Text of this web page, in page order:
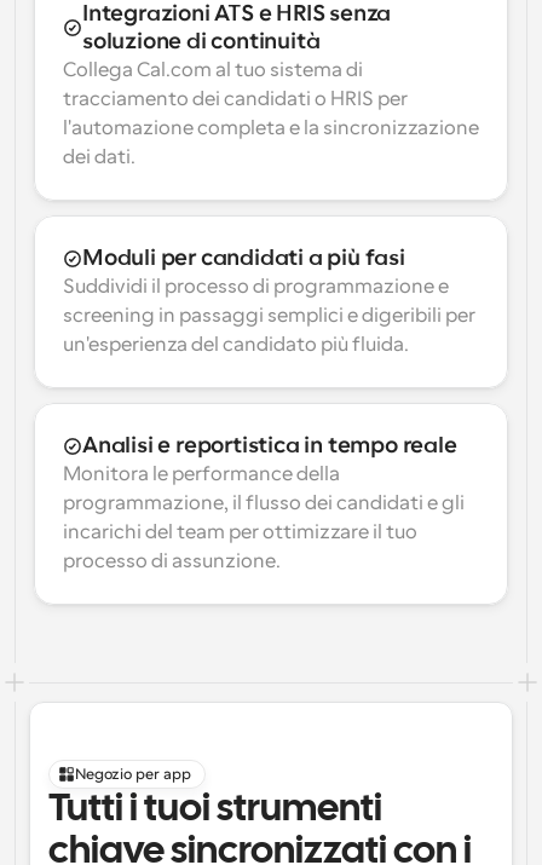
Integrazioni ATS e HRIS senza
soluzione di continuità
Collega Cal.com al tuo sistema di
tracciamento dei candidati o HRIS per
l'automazione completa e la sincronizzazione
dei dati.
Moduli per candidati a più fasi
Suddividi il processo di programmazione e
screening in passaggi semplici e digeribili per
un'esperienza del candidato più fluida.
Analisi e reportistica in tempo reale
Monitora le performance della
programmazione, il flusso dei candidati e gli
incarichi del team per ottimizzare il tuo
processo di assunzione.
Negozio per app
Tutti i tuoi strumenti
chiave sincronizzati con i